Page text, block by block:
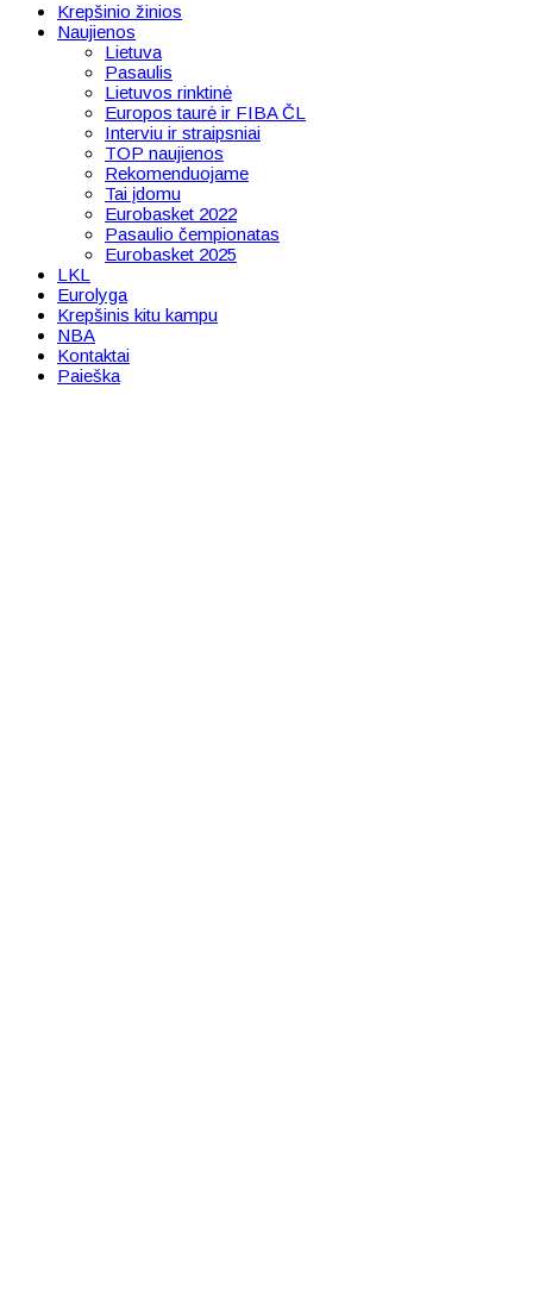
Krepšinio žinios
Naujienos
Lietuva
Pasaulis
Lietuvos rinktinė
Europos taurė ir FIBA ČL
Interviu ir straipsniai
TOP naujienos
Rekomenduojame
Tai įdomu
Eurobasket 2022
Pasaulio čempionatas
Eurobasket 2025
LKL
Eurolyga
Krepšinis kitu kampu
NBA
Kontaktai
Paieška